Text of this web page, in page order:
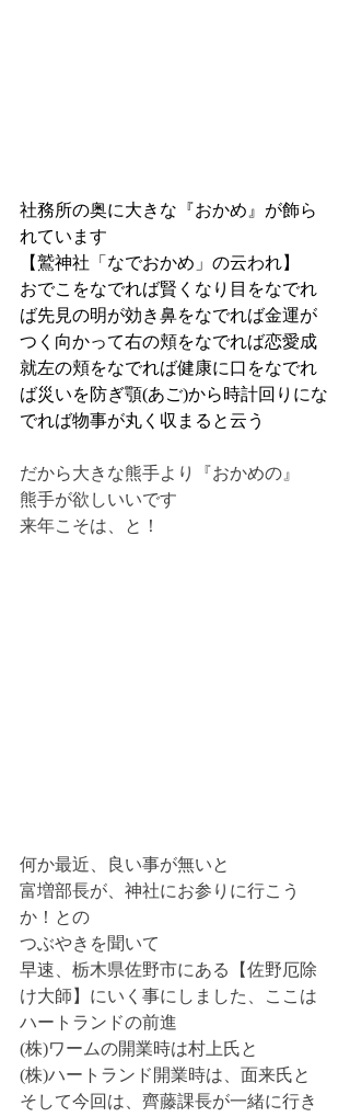
社務所の奥に大きな『おかめ』が飾ら
れています
【鷲神社「なでおかめ」の云われ】
おでこをなでれば賢くなり目をなでれ
ば先見の明が効き鼻をなでれば金運が
つく向かって右の頬をなでれば恋愛成
就左の頬をなでれば健康に口をなでれ
ば災いを防ぎ顎(あご)から時計回りにな
でれば物事が丸く収まると云う
だから大きな熊手より『おかめの』
熊手が欲しいいです
来年こそは、と！
何か最近、良い事が無いと
富増部長が、神社にお参りに行こう
か！との
つぶやきを聞いて
早速、栃木県佐野市にある【佐野厄除
け大師】にいく事にしました、ここは
ハートランドの前進
(株)ワームの開業時は村上氏と
(株)ハートランド開業時は、面来氏と
そして今回は、齊藤課長が一緒に行き